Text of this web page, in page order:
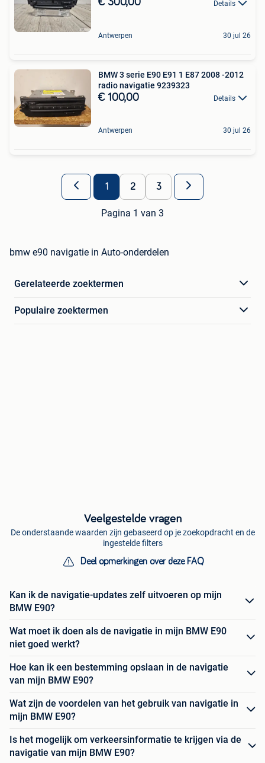
€ 300,00 Details
Antwerpen 30 jul 26
BMW 3 serie E90 E91 1 E87 2008 -2012
radio navigatie 9239323
€ 100,00 Details
Antwerpen 30 jul 26
1 2 3
Pagina 1 van 3
bmw e90 navigatie in Auto-onderdelen
Gerelateerde zoektermen
Populaire zoektermen
Veelgestelde vragen
De onderstaande waarden zijn gebaseerd op je zoekopdracht en de
ingestelde filters
Deel opmerkingen over deze FAQ
Kan ik de navigatie-updates zelf uitvoeren op mijn
BMW E90?
Wat moet ik doen als de navigatie in mijn BMW E90
niet goed werkt?
Hoe kan ik een bestemming opslaan in de navigatie
van mijn BMW E90?
Wat zijn de voordelen van het gebruik van navigatie in
mijn BMW E90?
Is het mogelijk om verkeersinformatie te krijgen via de
navigatie van mijn BMW E90?